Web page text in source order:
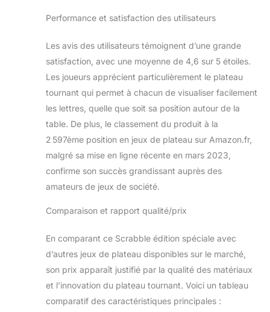
Performance et satisfaction des utilisateurs
Les avis des utilisateurs témoignent d’une grande
satisfaction, avec une moyenne de 4,6 sur 5 étoiles.
Les joueurs apprécient particulièrement le plateau
tournant qui permet à chacun de visualiser facilement
les lettres, quelle que soit sa position autour de la
table. De plus, le classement du produit à la
2 597ème position en jeux de plateau sur Amazon.fr,
malgré sa mise en ligne récente en mars 2023,
confirme son succès grandissant auprès des
amateurs de jeux de société.
Comparaison et rapport qualité/prix
En comparant ce Scrabble édition spéciale avec
d’autres jeux de plateau disponibles sur le marché,
son prix apparaît justifié par la qualité des matériaux
et l’innovation du plateau tournant. Voici un tableau
comparatif des caractéristiques principales :